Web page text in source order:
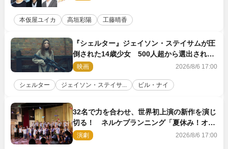
本仮屋ユイカ 高垣彩陽 工藤晴香
『シェルター』ジェイソン・ステイサムが圧
倒された14歳少女 500人超から選出された
新鋭ボディ・レイ・ブレスナックとは
映画 2026/8/6 17:00
シェルター ジェイソン・ステイサ... ビル・ナイ
32名で力を合わせ、世界初上演の新作を演じ
切る！ ネルケプランニング「夏休み！オ
ン・ワークショップ2026」レポート【最終
日】
演劇 2026/8/6 17:00